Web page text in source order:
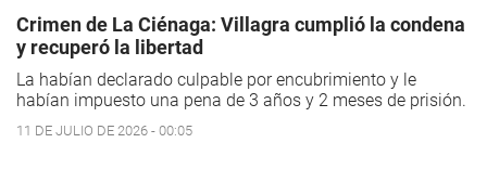
Crimen de La Ciénaga: Villagra cumplió la condena
y recuperó la libertad
La habían declarado culpable por encubrimiento y le
habían impuesto una pena de 3 años y 2 meses de prisión.
11 DE JULIO DE 2026 - 00:05